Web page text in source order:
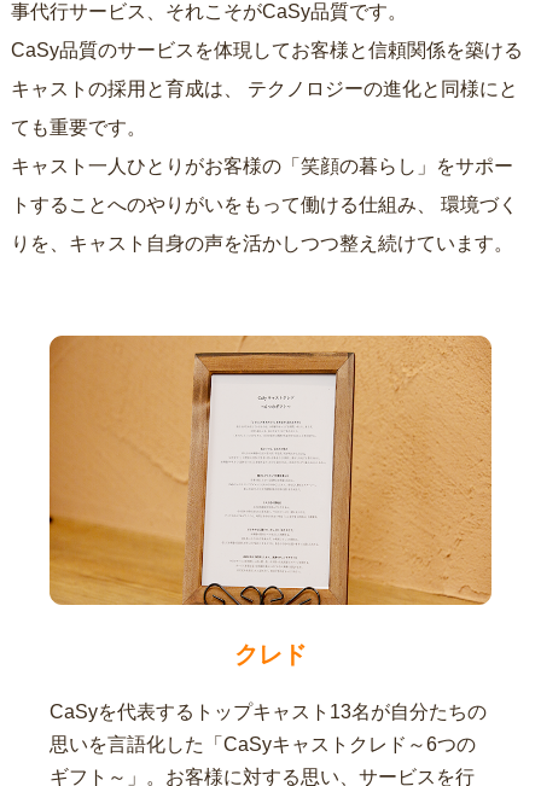
事代行サービス、それこそがCaSy品質です。
CaSy品質のサービスを体現してお客様と信頼関係を築ける
キャストの採用と育成は、
ても重要です。
キャスト一人ひとりがお客様の「笑顔の暮らし」をサポー
トすることへのやりがいをもって働ける仕組み、
りを、キャスト自身の声を活かしつつ整え続けています。
クレド
CaSyを代表するトップキャスト13名が自分たちの
思いを言語化した「CaSyキャストクレド～6つの
ギフト～」。お客様に対する思い、サービスを行